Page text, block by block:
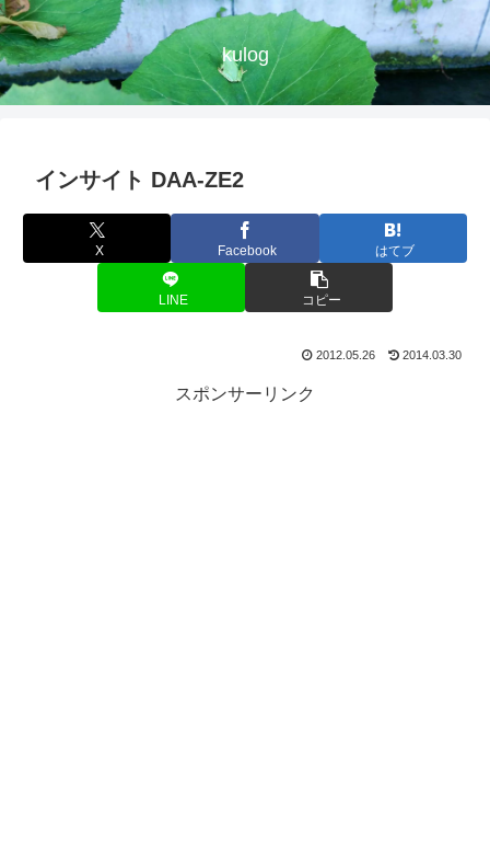
kulog
インサイト DAA-ZE2
X Facebook はてブ
LINE コピー
2012.05.26 2014.03.30
スポンサーリンク